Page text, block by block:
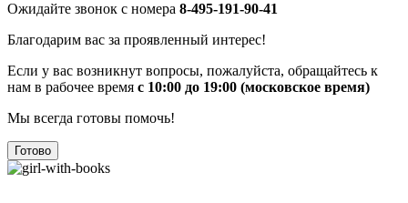
Ожидайте звонок с номера 8-495-191-90-41
Благодарим вас за проявленный интерес!
Если у вас возникнут вопросы, пожалуйста, обращайтесь к
нам в рабочее время с 10:00 до 19:00 (московское время)
Мы всегда готовы помочь!
Готово